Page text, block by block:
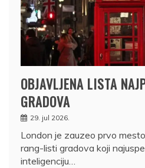
OBJAVLJENA LISTA
GRADOVA
29. jul 2026.
London je zauzeo prvo
rang-listi gradova koji
inteligenciju…